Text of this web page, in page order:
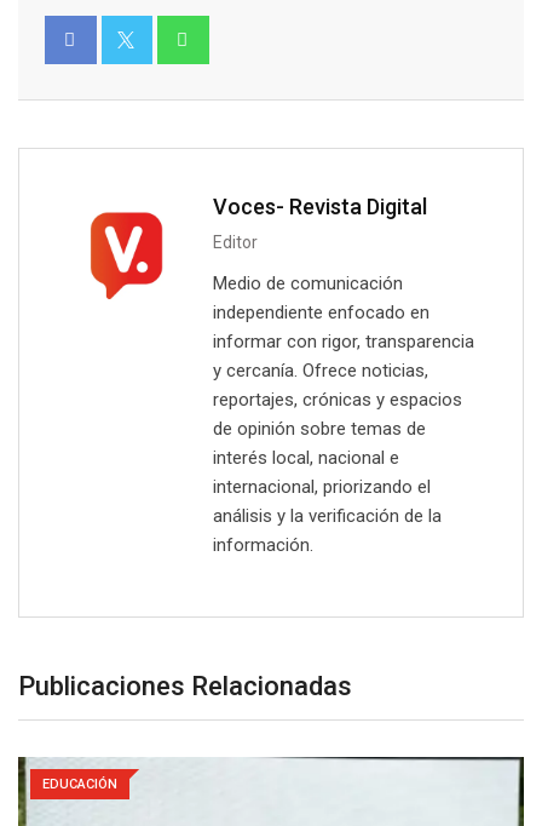
Voces- Revista Digital
Editor
Medio de comunicación
independiente enfocado en
informar con rigor, transparencia
y cercanía. Ofrece noticias,
reportajes, crónicas y espacios
de opinión sobre temas de
interés local, nacional e
internacional, priorizando el
análisis y la verificación de la
información.
Publicaciones Relacionadas
EDUCACIÓN